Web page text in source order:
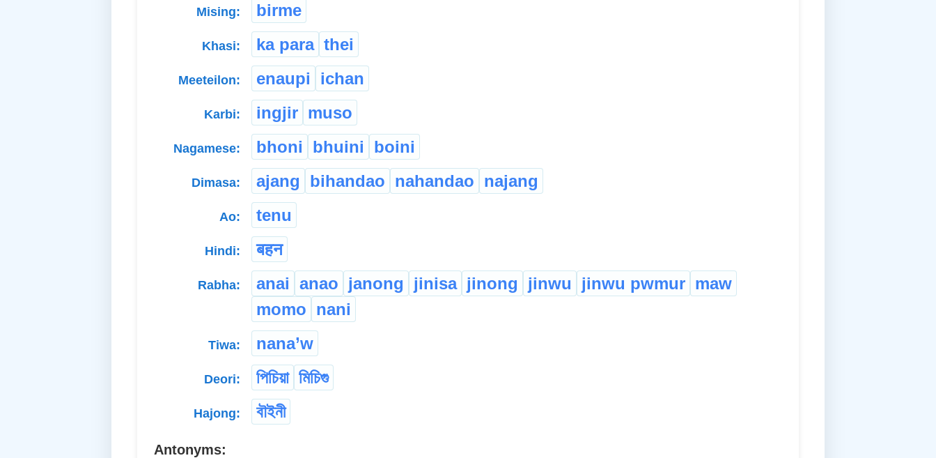
Mising: birme
Khasi: ka para thei
Meeteilon: enaupi ichan
Karbi: ingjir muso
Nagamese: bhoni bhuini boini
Dimasa: ajang bihandao nahandao najang
Ao: tenu
Hindi: बहन
Rabha: anai anao janong jinisa jinong jinwu jinwu pwmur maw
momo nani
Tiwa: nana’w
Deori: পিচিয়া মিচিগু
Hajong: বৗইনী
Antonyms: